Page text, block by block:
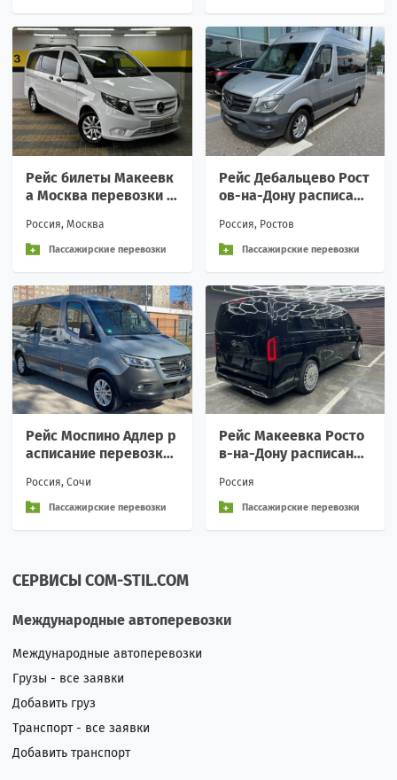
Рейс билеты Макеевк
а Москва перевозки р
бращение и индивиду
а
Россия, Москва
Пассажирские перевозки
Рейс Дебальцево Рост
ов-на-Дону расписани
ские аренда Вежливо
е
Россия, Ростов
Пассажирские перевозки
Рейс Моспино Адлер р
асписание перевозки
Вежливое обращение
и
Россия, Сочи
Пассажирские перевозки
Рейс Макеевка Росто
в-на-Дону расписание
кие аренда Вежливое
о
Россия
Пассажирские перевозки
СЕРВИСЫ COM-STIL.COM
Международные автоперевозки
Международные автоперевозки
Грузы - все заявки
Добавить груз
Транспорт - все заявки
Добавить транспорт